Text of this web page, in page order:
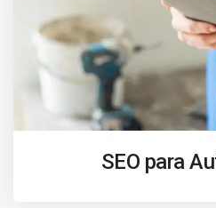
SEO para